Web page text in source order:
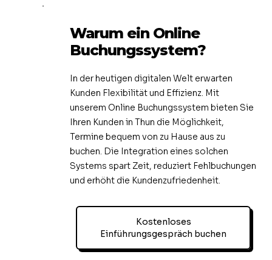
Warum ein Online
Buchungssystem?
In der heutigen digitalen Welt erwarten
Kunden Flexibilität und Effizienz. Mit
unserem Online Buchungssystem bieten Sie
Ihren Kunden in Thun die Möglichkeit,
Termine bequem von zu Hause aus zu
buchen. Die Integration eines solchen
Systems spart Zeit, reduziert Fehlbuchungen
und erhöht die Kundenzufriedenheit.
Kostenloses
Einführungsgespräch buchen